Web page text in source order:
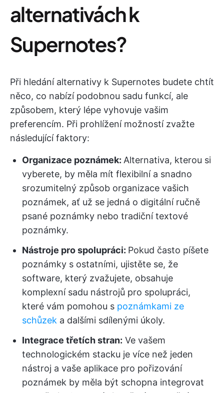
alternativách k
Supernotes?
Při hledání alternativy k Supernotes budete chtít
něco, co nabízí podobnou sadu funkcí, ale
způsobem, který lépe vyhovuje vašim
preferencím. Při prohlížení možností zvažte
následující faktory:
Organizace poznámek: Alternativa, kterou si
vyberete, by měla mít flexibilní a snadno
srozumitelný způsob organizace vašich
poznámek, ať už se jedná o digitální ručně
psané poznámky nebo tradiční textové
poznámky.
Nástroje pro spolupráci: Pokud často píšete
poznámky s ostatními, ujistěte se, že
software, který zvažujete, obsahuje
komplexní sadu nástrojů pro spolupráci,
které vám pomohou s poznámkami ze
schůzek a dalšími sdílenými úkoly.
Integrace třetích stran: Ve vašem
technologickém stacku je více než jeden
nástroj a vaše aplikace pro pořizování
poznámek by měla být schopna integrovat